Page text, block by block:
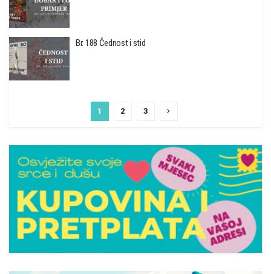
Br. 188 Čednost i stid
1 2 3